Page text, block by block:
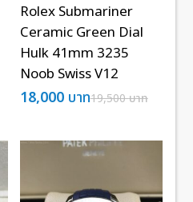
Rolex Submariner
Ceramic Green Dial
Hulk 41mm 3235
Noob Swiss V12
19,500บาท
18,000 บาท